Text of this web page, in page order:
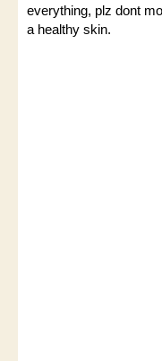
everything, plz dont
a healthy skin.